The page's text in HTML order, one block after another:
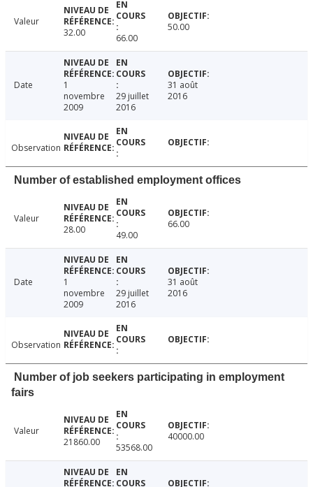
Valeur
32.00
66.00
50.00
Date
1
novembre
2009
29 juillet
2016
31 août
2016
Observation
Number of established employment offices
Valeur
28.00
49.00
66.00
Date
1
novembre
2009
29 juillet
2016
31 août
2016
Observation
Number of job seekers participating in employment
fairs
Valeur
21860.00
53568.00
40000.00